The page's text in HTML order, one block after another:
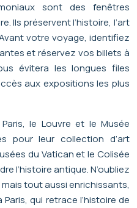
sont des fenêtres
Ils préservent l’histoire, l’art
votre voyage, identifiez
et réservez vos billets à
évitera les longues files
aux expositions les plus
le Louvre et le Musée
pour leur collection d’art
du Vatican et le Colisée
l’histoire antique. N’oubliez
tout aussi enrichissants,
Paris, qui retrace l’histoire de